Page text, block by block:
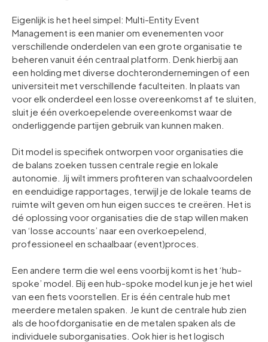
Eigenlijk is het heel simpel: Multi-Entity Event
Management is een manier om evenementen voor
verschillende onderdelen van een grote organisatie te
beheren vanuit één centraal platform. Denk hierbij aan
een holding met diverse dochterondernemingen of een
universiteit met verschillende faculteiten. In plaats van
voor elk onderdeel een losse overeenkomst af te sluiten,
sluit je één overkoepelende overeenkomst waar de
onderliggende partijen gebruik van kunnen maken.
Dit model is specifiek ontworpen voor organisaties die
de balans zoeken tussen centrale regie en lokale
autonomie. Jij wilt immers profiteren van schaalvoordelen
en eenduidige rapportages, terwijl je de lokale teams de
ruimte wilt geven om hun eigen succes te creëren. Het is
dé oplossing voor organisaties die de stap willen maken
van ‘losse accounts’ naar een overkoepelend,
professioneel en schaalbaar (event)proces.
Een andere term die wel eens voorbij komt is het ‘hub-
spoke’ model. Bij een hub-spoke model kun je je het wiel
van een fiets voorstellen. Er is één centrale hub met
meerdere metalen spaken. Je kunt de centrale hub zien
als de hoofdorganisatie en de metalen spaken als de
individuele suborganisaties. Ook hier is het logisch